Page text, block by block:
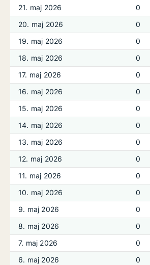
21. maj 2026
0
20. maj 2026
0
19. maj 2026
0
18. maj 2026
0
17. maj 2026
0
16. maj 2026
0
15. maj 2026
0
14. maj 2026
0
13. maj 2026
0
12. maj 2026
0
11. maj 2026
0
10. maj 2026
0
9. maj 2026
0
8. maj 2026
0
7. maj 2026
0
6. maj 2026
0